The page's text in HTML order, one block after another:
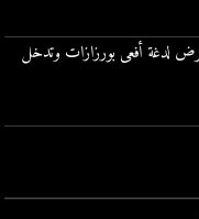
لدغة أفعى بورزازات وتدخل